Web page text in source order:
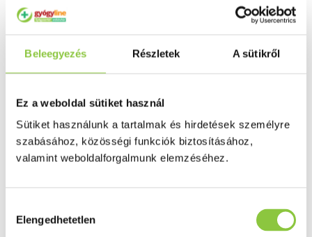
Beleegyezés Részletek A sütikről
Ez a weboldal sütiket használ
Sütiket használunk a tartalmak és hirdetések személyre
szabásához, közösségi funkciók biztosításához,
valamint weboldalforgalmunk elemzéséhez.
kiválasztása
Elengedhetetlen
Inkontinencia
Szív és érrrendszer
Aranyér
Visszér
Koleszterinszint csökkentők, omega 3
Vérnyomás és szív gyógyszerei
Fogkefe